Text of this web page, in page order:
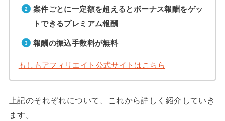
案件ごとに一定額を超えるとボーナス報酬をゲッ
トできるプレミアム報酬
報酬の振込手数料が無料
もしもアフィリエイト公式サイトはこちら
上記のそれぞれについて、これから詳しく紹介していき
ます。